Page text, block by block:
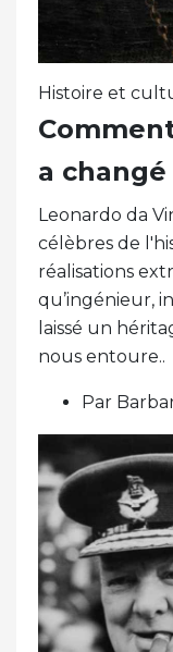
Histoire et
a
Leonardo da
célèbres de
réalisations
qu’ingénieur,
laissé un
nous entoure..
Par